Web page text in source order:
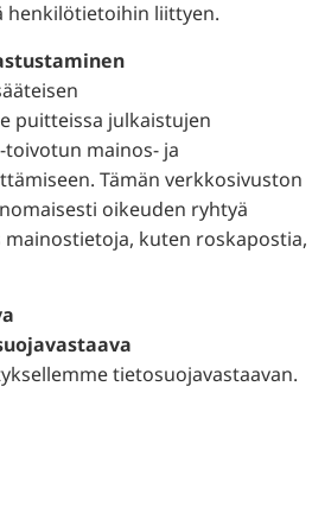
henkilötietoihin liittyen.
puitteissa julkaistujen
mainos- ja
Tämän verkkosivuston
oikeuden ryhtyä
kuten roskapostia,
tietosuojavastaavan.